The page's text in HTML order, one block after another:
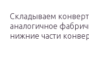
Складываем
аналогичное
нижние части